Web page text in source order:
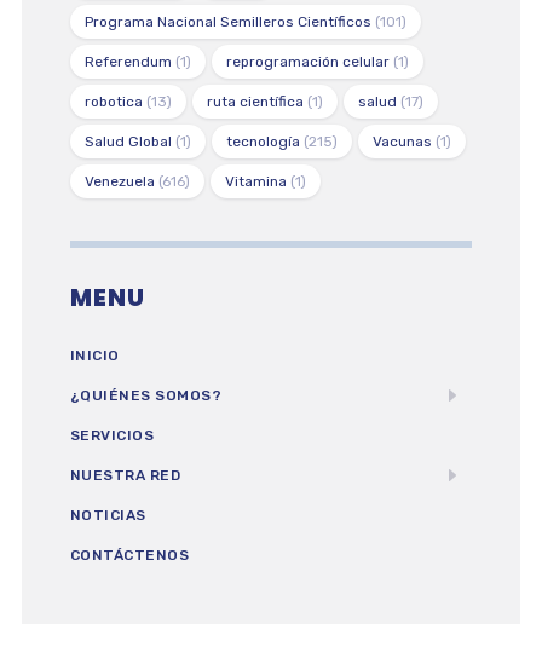
Programa Nacional Semilleros Científicos (101)
Referendum (1) reprogramación celular(1)
robotica (13) ruta científica (1) salud (17)
Salud Global (1) tecnología (215) Vacunas (1)
Venezuela (616) Vitamina (1)
MENU
INICIO
¿QUIÉNES SOMOS?
SERVICIOS
NUESTRA RED
NOTICIAS
CONTÁCTENOS